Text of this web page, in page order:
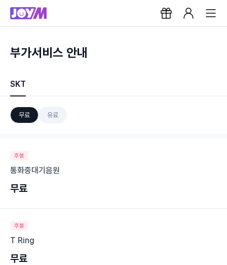
부가서비스 안내
SKT
무료 유료
후불
통화중대기음원
무료
후불
T Ring
무료